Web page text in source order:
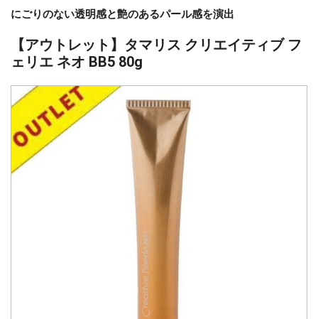
にごりのない透明感と艶のあるパール感を演出
【アウトレット】タマリス クリエイティブ フ
ェリエ ネオ BB5 80g